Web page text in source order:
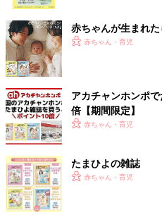
出典：Instagramアカウント「sch__no.ie
sch__no.ieさんはハンドメイドの
たそう♪ 布や木のナチュラルな
きなクモの巣もハロウィンツリ
赤ちゃんが生まれた
赤ちゃん・育児
アカチャンホンポ
倍【期間限定】
赤ちゃん・育児
たまひよの雑誌
赤ちゃん・育児